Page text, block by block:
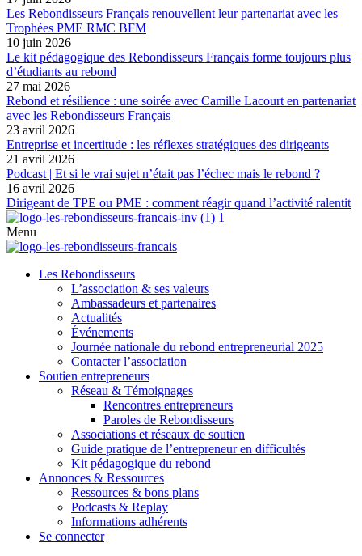
Les Rebondisseurs Français renouvellent leur partenariat avec les
Trophées PME RMC BFM
10 juin 2026
Le kit pédagogique des Rebondisseurs Français forme toujours plus
d’étudiants au rebond
27 mai 2026
Rebond et résilience : une soirée avec Camille Lacourt en partenariat
avec les Rebondisseurs Français
23 avril 2026
Entreprise et incertitude : les réflexes stratégiques des dirigeants
21 avril 2026
Podcast | Et si le vrai sujet n’était pas l’échec mais le rebond ?
16 avril 2026
Dirigeant de TPE ou PME : comment réagir quand l’activité ralentit
Menu
Les Rebondisseurs
L’association & ses valeurs
Ambassadeurs et partenaires
Actualités
Événements
Journée nationale du rebond entrepreneurial 2025
Contacter l’association
Soutien entrepreneurs
Réseau & Témoignages
Rencontres entrepreneurs
Paroles de Rebondisseurs
Associations et réseaux de soutien
Guide pratique de l’entrepreneur en difficultés
Kit pédagogique du rebond
Annonces & Ressources
Ressources & bons plans
Podcasts & Replay
Informations adhérents
Se connecter